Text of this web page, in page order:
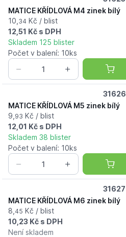
MATICE KŘÍDLOVÁ M4 zinek bílý
10, 34 Kč / blist
12,51 Kč s DPH
Skladem 125 blister
Počet v balení: 10ks
31626
MATICE KŘÍDLOVÁ M5 zinek bílý
9, 93 Kč / blist
12,01 Kč s DPH
Skladem 38 blister
Počet v balení: 10ks
31627
MATICE KŘÍDLOVÁ M6 zinek bílý
8, 45 Kč / blist
10,23 Kč s DPH
Není skladem